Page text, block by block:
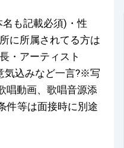
名も記載必須)・性
に所属されてる方は
・アーティスト
気込みなど一言?※写
唱動画、歌唱音源添
件等は面接時に別途